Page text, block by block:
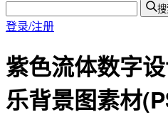
登录/注册
紫色流体数字
乐背景图素材